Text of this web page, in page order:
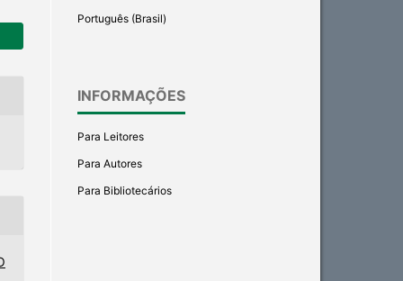
Português (Brasil)
INFORMAÇÕES
Para Leitores
Para Autores
Para Bibliotecários